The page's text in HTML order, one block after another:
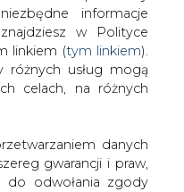
informacje
w Polityce
linkiem (tym linkiem).
różnych usług mogą
celach, na różnych
danych
gwarancji i praw,
do odwołania zgody
udostępnij: